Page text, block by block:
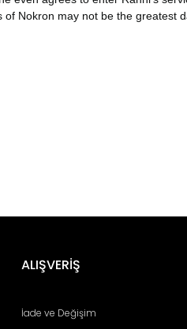
Nokron may not be the greatest
Yaz
ALIŞVERİŞ
İade ve Değişim